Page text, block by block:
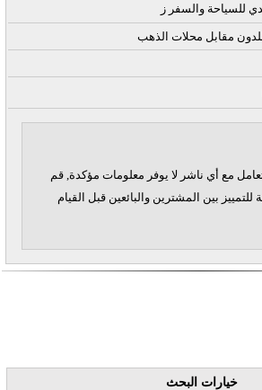
للسياحة والسفر ز
مقابل محلات الذهب
مع أي ناشر لا يوفر معلومات مؤكدة, قم
بين المشترين والبائعين قبل القيام
خيارات البحث